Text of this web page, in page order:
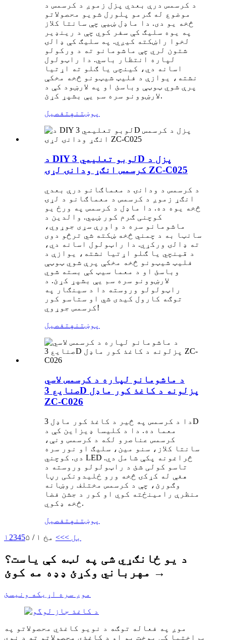
د کرسمس درې بعدي پزل زموږ د کرسمس د
موضوع له ګرمو پلورل شویو محصولاتو
څخه یو دی. دا ماډل ښیې چې سانتا کلاز
په یوه سلیګ کې سفر کوي چې د رینډیر
لخوا راښکته کیږي. په سلیګ کې ډالۍ
شتون لري چې ماشومانو ته د ورکولو
لپاره انتظار باسي. دا راټولول
اسانه دي، کینچی یا ګلو ته اړتیا
نشته، یوازې د فلیټ شیټونو څخه مخکې
پرې شوي ټوټې وباسئ او په لارښود کې د
لارښوونو سره سم یې بشپړ کړئ.
پوښتنه تفصیل
د DIY لوبو تعلیمي 3D پزل د
کرسمس انګړ ودانۍ لړۍ ZC-C025
د کرسمس د ودانۍ د معماګانو درې بعدي
انګړ زموږ د کرسمس د معماګانو د لړۍ
څخه یوه ده. دا ماډل د کرسمس په ورځ یو
کوچنی ګرم کور ښیي. والدین د
ماشومانو سره د واورې سړی جوړوي،
سانټا به د چمني څخه ښکته شي ترڅو دوی
ته ډالۍ ورکړي. دا راټولول اسانه دي،
د قینچي یا ګلو اړتیا نشته، یوازې د
فلیټ شیټونو څخه مخکې پرې شوي ټوټې
وباسئ او د معما سیټ کې بسته شوي
لارښوونو سره سم یې بشپړ کړئ. د
راټولولو وروسته دا د سینګار په
توګه کارول کیدی شي او ستاسو کور
کرسمس جوړوي!
پوښتنه تفصیل
د ماشومانو لپاره د کرسمس لاسي
صنایع 3D پزلونه د کاغذ کور ماډل
ZC-C026
دا د کرسمس په څیر د کاغذ کور ماډل 3D
معما ده. دا د کلیسا ډیزاین کې د
کرسمس عناصرو لکه د کرسمس ونې،
سانتا کلاز، سنو مین، سلیګ او نور سره
دی. کوچني LED څراغونه پکې شامل دي.
تاسو کولی شئ د راټولولو وروسته د
هغې له کړکۍ څخه ورو ځلیدونکی رڼا
وګورئ، چې د کرسمس مختلف روښانه
منظرې رامینځته کوي او کور د جشن فضا
څخه ډکوي.
پوښتنه تفصیل
۱ 2345 بل >>> مخ ۱ / ۵
د یو ځانګړي شی په لټه کې یاست؟
مهرباني وکړئ ډډه مه کوئ →
موږ سره اړیکه ونیسئ
موږ په فعاله توګه د نویو کاغذي محصولاتو په
پراختیا کې بوخت یو او د کاغذي محصولاتو ته د نوي